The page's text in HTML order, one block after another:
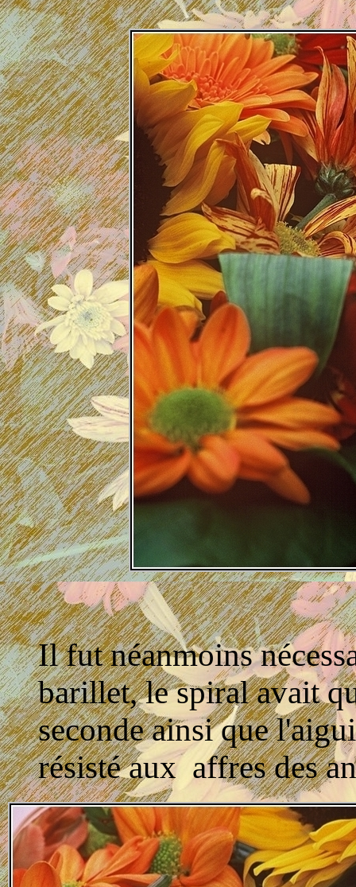
Il fut néanmoins
barillet, le spiral avait
seconde ainsi que
résisté aux affres des